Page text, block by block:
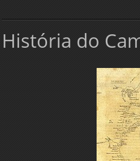
História do